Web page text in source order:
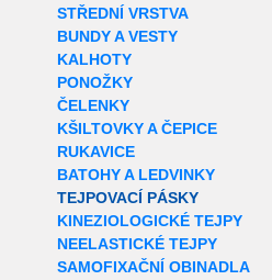
STŘEDNÍ VRSTVA
BUNDY A VESTY
KALHOTY
PONOŽKY
ČELENKY
KŠILTOVKY A ČEPICE
RUKAVICE
BATOHY A LEDVINKY
TEJPOVACÍ PÁSKY
KINEZIOLOGICKÉ TEJPY
NEELASTICKÉ TEJPY
SAMOFIXAČNÍ OBINADLA